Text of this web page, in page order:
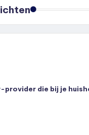
provider die bij je